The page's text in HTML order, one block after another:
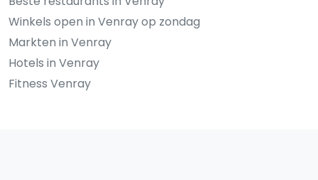
Winkels open in Venray op zondag
Markten in Venray
Hotels in Venray
Fitness Venray